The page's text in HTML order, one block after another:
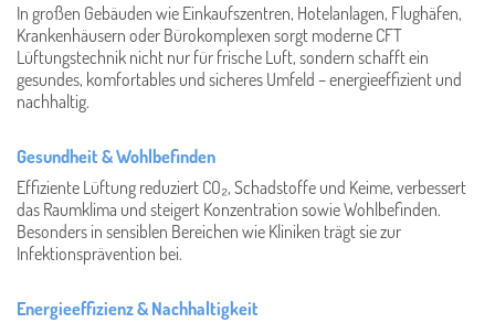
In großen Gebäuden wie Einkaufszentren, Hotelanlagen, Flughäfen,
Krankenhäusern oder Bürokomplexen sorgt moderne CFT
Lüftungstechnik nicht nur für frische Luft, sondern schafft ein
gesundes, komfortables und sicheres Umfeld – energieeffizient und
nachhaltig.
Gesundheit & Wohlbefinden
Effiziente Lüftung reduziert CO₂, Schadstoffe und Keime, verbessert
das Raumklima und steigert Konzentration sowie Wohlbefinden.
Besonders in sensiblen Bereichen wie Kliniken trägt sie zur
Infektionsprävention bei.
Energieeffizienz & Nachhaltigkeit